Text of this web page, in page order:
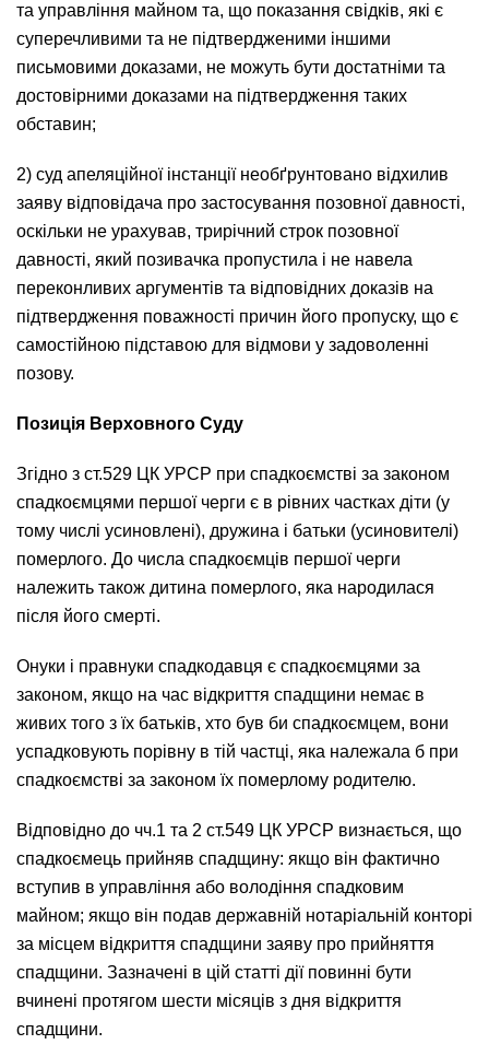
та управління майном та, що показання свідків, які є
суперечливими та не підтвердженими іншими
письмовими доказами, не можуть бути достатніми та
достовірними доказами на підтвердження таких
обставин;
2) суд апеляційної інстанції необґрунтовано відхилив
заяву відповідача про застосування позовної давності,
оскільки не урахував, трирічний строк позовної
давності, який позивачка пропустила і не навела
переконливих аргументів та відповідних доказів на
підтвердження поважності причин його пропуску, що є
самостійною підставою для відмови у задоволенні
позову.
Позиція Верховного Суду
Згідно з ст.529 ЦК УРСР при спадкоємстві за законом
спадкоємцями першої черги є в рівних частках діти (у
тому числі усиновлені), дружина і батьки (усиновителі)
померлого. До числа спадкоємців першої черги
належить також дитина померлого, яка народилася
після його смерті.
Онуки і правнуки спадкодавця є спадкоємцями за
законом, якщо на час відкриття спадщини немає в
живих того з їх батьків, хто був би спадкоємцем, вони
успадковують порівну в тій частці, яка належала б при
спадкоємстві за законом їх померлому родителю.
Відповідно до чч.1 та 2 ст.549 ЦК УРСР визнається, що
спадкоємець прийняв спадщину: якщо він фактично
вступив в управління або володіння спадковим
майном; якщо він подав державній нотаріальній конторі
за місцем відкриття спадщини заяву про прийняття
спадщини. Зазначені в цій статті дії повинні бути
вчинені протягом шести місяців з дня відкриття
спадщини.